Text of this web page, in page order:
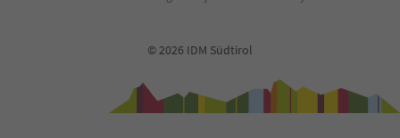
© 2026 IDM Südtirol